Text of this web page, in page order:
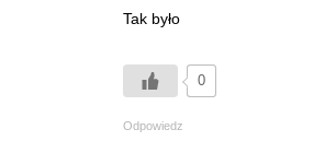
Tak było
0
Odpowiedz